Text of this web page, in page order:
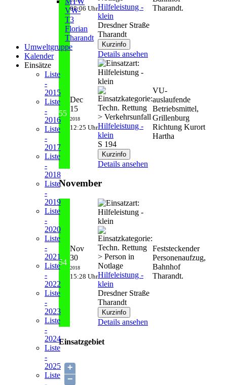
08:06 UhrHilfeleistung -
klein
Dresdner Straße
Tharandt
Details ansehen
Tharandt.
55
Dec
15
2018
12:25 UhrHilfeleistung -
klein
S 194
Details ansehen
VU-
auslaufende
Betriebsmittel,
Grillenburg
Richtung Kurort
Hartha
November
54
Nov
30
2018
15:28 UhrHilfeleistung -
klein
Dresdner Straße
Tharandt
Details ansehen
Feststeckender
Personenaufzug,
Bahnhof
Tharandt.
Einsatzgebiet
+
−
VW-
T3
Florian
Tharandt
Umweltgruppe
Kalender
Einsätze
Liste
-
2015
Liste
-
2016
Liste
-
2017
Liste
-
2018
Liste
-
2019
Liste
-
2020
Liste
-
2021
Liste
-
2022
Liste
-
2023
Liste
-
2024
Liste
-
2025
Liste